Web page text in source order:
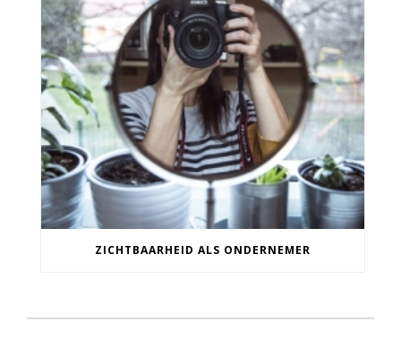
ZICHTBAARHEID ALS ONDERNEMER